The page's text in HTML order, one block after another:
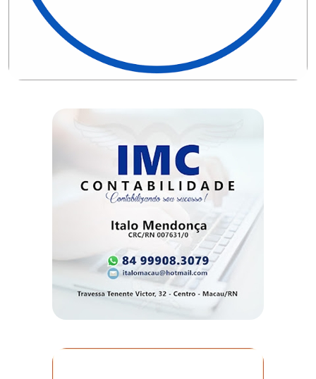
PREPARATÓRIO
DEMISSÕES
DESCASO
DESENVOLVIMENTO
ECONÔMICO
DESENVOLVIMENTO
CRIANÇAS